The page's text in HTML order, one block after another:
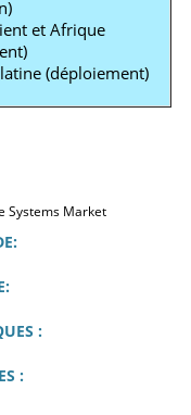
et Afrique
(déploiement)
:
: